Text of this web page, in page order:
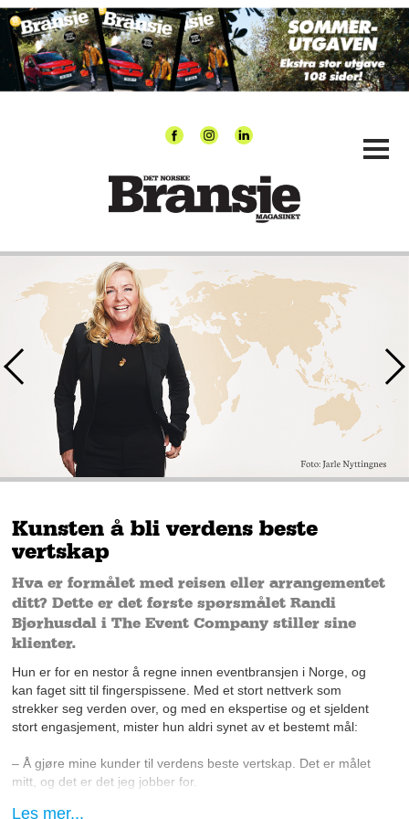
Kunsten å bli verdens beste
vertskap
Hva er formålet med reisen eller arrangementet
ditt? Dette er det første spørsmålet Randi
Bjørhusdal i The Event Company stiller sine
klienter.
Hun er for en nestor å regne innen eventbransjen i Norge, og
kan faget sitt til fingerspissene. Med et stort nettverk som
strekker seg verden over, og med en ekspertise og et sjeldent
stort engasjement, mister hun aldri synet av et bestemt mål:
– Å gjøre mine kunder til verdens beste vertskap. Det er målet
mitt, og det er det jeg jobber for.
Les mer...